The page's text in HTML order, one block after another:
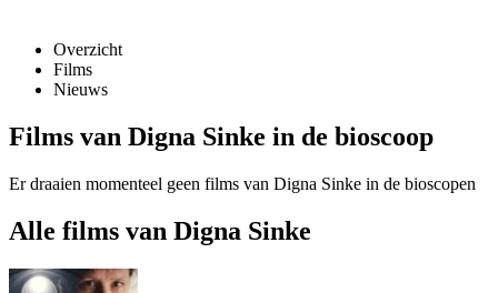
Overzicht
Films
Nieuws
Films van Digna Sinke in de bioscoop
Er draaien momenteel geen films van Digna Sinke in de bioscopen
Alle films van Digna Sinke